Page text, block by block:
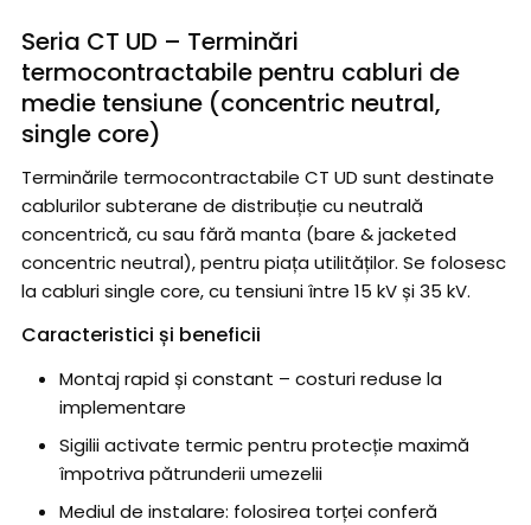
Seria CT UD – Terminări
termocontractabile pentru cabluri de
medie tensiune (concentric neutral,
single core)
Terminările termocontractabile CT UD sunt destinate
cablurilor subterane de distribuție cu neutrală
concentrică, cu sau fără manta (bare & jacketed
concentric neutral), pentru piața utilităților. Se folosesc
la cabluri single core, cu tensiuni între 15 kV și 35 kV.
Caracteristici și beneficii
Montaj rapid și constant – costuri reduse la
implementare
Sigilii activate termic pentru protecție maximă
împotriva pătrunderii umezelii
Mediul de instalare: folosirea torței conferă